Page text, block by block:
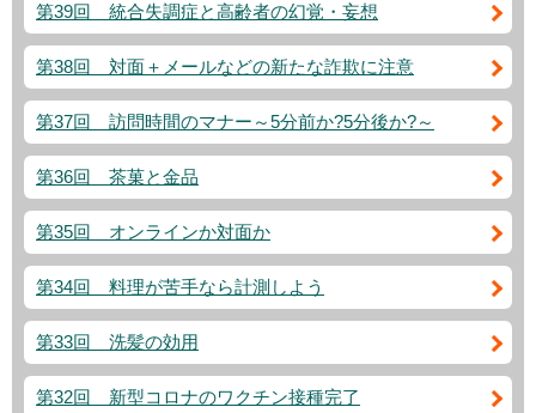
第39回 統合失調症と高齢者の幻覚・妄想
第38回 対面＋メールなどの新たな詐欺に注意
第37回 訪問時間のマナー～5分前か?5分後か?～
第36回 茶菓と金品
第35回 オンラインか対面か
第34回 料理が苦手なら計測しよう
第33回 洗髪の効用
第32回 新型コロナのワクチン接種完了